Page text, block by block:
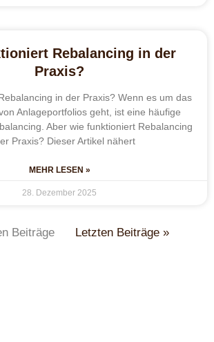
Rebalancing in der
Praxis?
in der Praxis? Wenn es um das
Anlageportfolios geht, ist eine häufige
Aber wie funktioniert Rebalancing
Praxis? Dieser Artikel nähert
MEHR LESEN »
28. Dezember 2025
Beiträge Letzten Beiträge »